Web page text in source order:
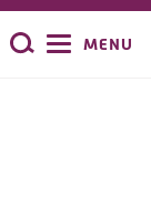
Zoeken
MENU